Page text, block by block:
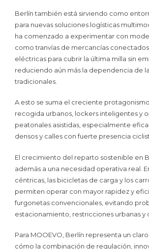
Berlín también está sirviendo como
para nuevas soluciones logísticas
ha comenzado a experimentar con
como tranvías de mercancías
eléctricas para cubrir la última milla sin
reduciendo aún más la dependencia de
tradicionales.
A esto se suma el creciente
recogida urbanos, lockers inteligentes y
peatonales asistidas, especialmente
densos y calles con fuerte presencia
El crecimiento del reparto sostenible en
además a una necesidad operativa real.
céntricas, las bicicletas de carga y los
permiten operar con mayor rapidez y
furgonetas convencionales, evitando
estacionamiento, restricciones urbanas y
Para MOOEVO, Berlín representa un
cómo la combinación de regulación,